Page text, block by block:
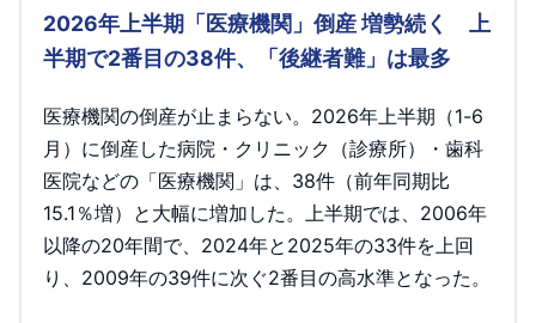
2026年上半期「医療機関」倒産 増勢続く 上
半期で2番目の38件、「後継者難」は最多
医療機関の倒産が止まらない。2026年上半期（1-6
月）に倒産した病院・クリニック（診療所）・歯科
医院などの「医療機関」は、38件（前年同期比
15.1％増）と大幅に増加した。上半期では、2006年
以降の20年間で、2024年と2025年の33件を上回
り、2009年の39件に次ぐ2番目の高水準となった。